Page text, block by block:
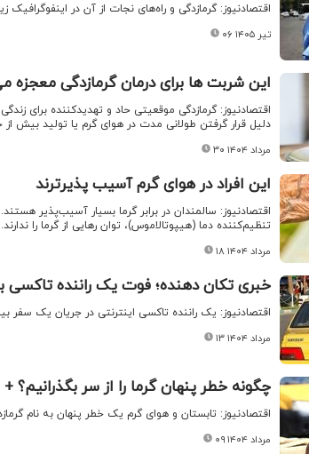
اقتصادنیوز: گرمازدگی و راه‌های نجات از آن در
۰۶ تیر ۱۴۰۵
این شربت ها برای درمان گرمازدگی معجزه
اقتصادنیوز: گرمازدگی موقعیتی حاد و تهدیدکننده برای
دلیل قرار گرفتن طولانی مدت در هوای گرم یا تولید بیش
۳۰ مرداد ۱۴۰۴
این افراد در هوای گرم آسیب پذیرترند
اقتصادنیوز: سالمندان در برابر گرما بسیار آسیب‌پذیر
تنظیم‌کننده دما (هیپوتالاموس)، توان رهایی از گرما را ندارند.
۱۸ مرداد ۱۴۰۴
خبری تکان دهنده؛ فوت یک راننده تاکسی بر
اقتصادنیوز: یک راننده تاکسی اینترنتی در جریان یک سفر
۱۳ مرداد ۱۴۰۴
چگونه خطر پنهان گرما را از سر بگذرانیم؟ +
اقتصادنیوز: تابستان و هوای گرم یک خطر پنهان به نام
۰۹ مرداد ۱۴۰۴